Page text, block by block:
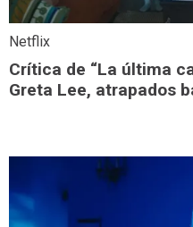
Netflix
Crítica de “La última
Greta Lee, atrapados